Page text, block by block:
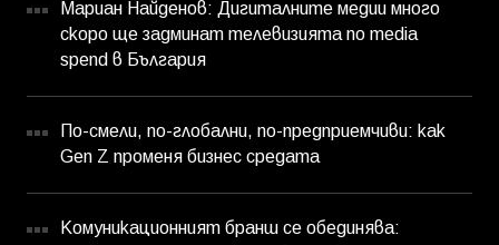
Мариан Найденов: Дигиталните медии много
скоро ще задминат телевизията по media
spend в България
По-смели, по-глобални, по-предприемчиви: как
Gen Z променя бизнес средата
Комуникационният бранш се обединява: